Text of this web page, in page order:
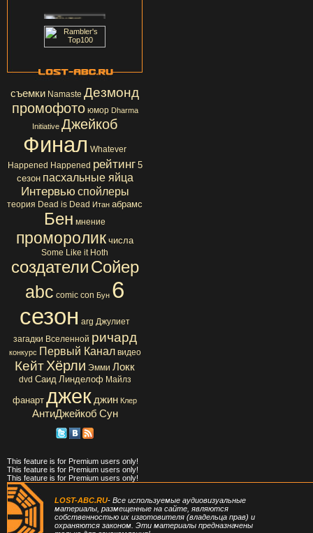
съемки Namaste Дезмонд
промофото юмор Dharma
Initiative Джейкоб
Финал Whatever
Happened Happened рейтинг 5
сезон пасхальные яйца
Интервью спойлеры
теория Dead is Dead Итан абрамс
Бен мнение
проморолик числа
Some Like it Hoth
создателиСойер
abc comic con Бун 6
сезон arg Джулиет
загадки Вселенной ричард
конкурс Первый Канал видео
КейтХёрли Эмми Локк
dvd Саид Линделоф Майлз
фанарт джек джин Клер
АнтиДжейкоб Сун
This feature is for Premium users only!
This feature is for Premium users only!
This feature is for Premium users only!
LOST-ABC.RU- Все используемые аудиовизуальные
материалы, размещенные на сайте, являются
собственностью их изготовителя (владельца прав) и
охраняются законом. Эти материалы предназначены